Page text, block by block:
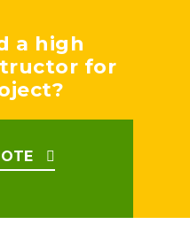
a high
for